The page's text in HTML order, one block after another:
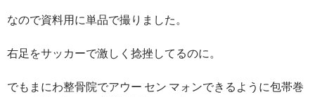
なので資料用に単品で撮りました。
右足をサッカーで激しく捻挫してるのに。
でもまにわ整骨院でアウー セン マォンできるように包帯巻